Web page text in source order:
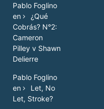
Pablo Foglino
en
¿Qué
Cobrás? N°2:
Cameron
Pilley v Shawn
Delierre
Pablo Foglino
en
Let, No
Let, Stroke?